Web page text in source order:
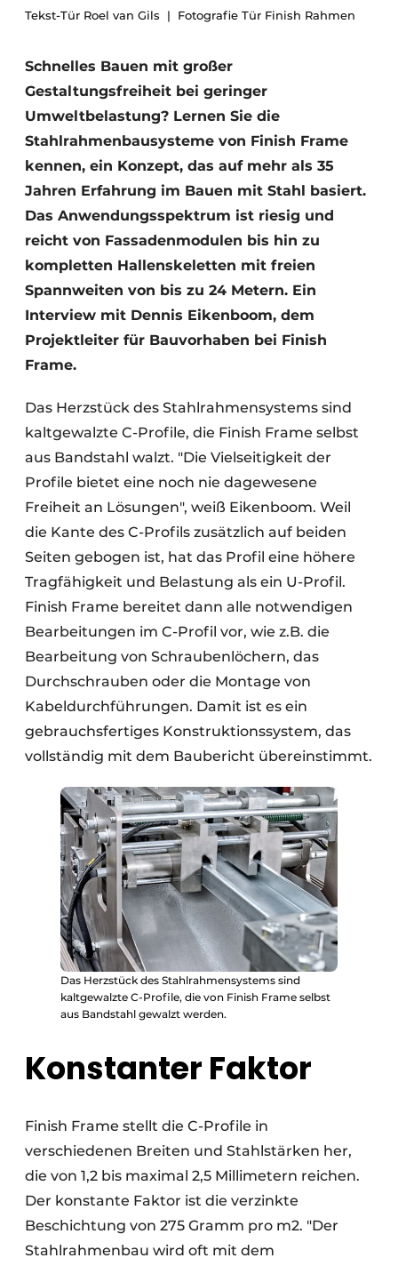
Ein Stellenangebot registrieren
Videos
Tekst-Tür Roel van Gils
Fotografie Tür Finish Rahmen
Schnelles Bauen mit großer
Gestaltungsfreiheit bei geringer
Umweltbelastung? Lernen Sie die
Stahlrahmenbausysteme von Finish Frame
kennen, ein Konzept, das auf mehr als 35
Jahren Erfahrung im Bauen mit Stahl basiert.
Das Anwendungsspektrum ist riesig und
reicht von Fassadenmodulen bis hin zu
kompletten Hallenskeletten mit freien
Spannweiten von bis zu 24 Metern. Ein
Interview mit Dennis Eikenboom, dem
Projektleiter für Bauvorhaben bei Finish
Frame.
Das Herzstück des Stahlrahmensystems sind
kaltgewalzte C-Profile, die Finish Frame selbst
aus Bandstahl walzt. "Die Vielseitigkeit der
Profile bietet eine noch nie dagewesene
Freiheit an Lösungen", weiß Eikenboom. Weil
die Kante des C-Profils zusätzlich auf beiden
Seiten gebogen ist, hat das Profil eine höhere
Tragfähigkeit und Belastung als ein U-Profil.
Finish Frame bereitet dann alle notwendigen
Bearbeitungen im C-Profil vor, wie z.B. die
Bearbeitung von Schraubenlöchern, das
Durchschrauben oder die Montage von
Kabeldurchführungen. Damit ist es ein
gebrauchsfertiges Konstruktionssystem, das
vollständig mit dem Baubericht übereinstimmt.
Das Herzstück des Stahlrahmensystems sind
kaltgewalzte C-Profile, die von Finish Frame selbst
aus Bandstahl gewalzt werden.
Konstanter Faktor
Finish Frame stellt die C-Profile in
verschiedenen Breiten und Stahlstärken her,
die von 1,2 bis maximal 2,5 Millimetern reichen.
Der konstante Faktor ist die verzinkte
Beschichtung von 275 Gramm pro m2. "Der
Stahlrahmenbau wird oft mit dem